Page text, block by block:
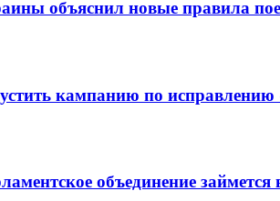
объяснил новые правила
кампанию по исправлению
объединение